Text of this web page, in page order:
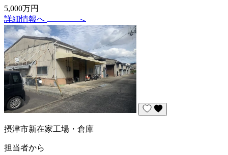
5,000万円
詳細情報へ
摂津市新在家工場・倉庫
担当者から